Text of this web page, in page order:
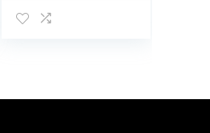
Skoda Octavia